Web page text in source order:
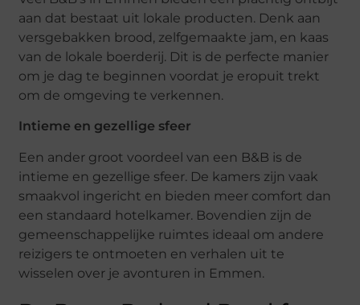
aan dat bestaat uit lokale producten. Denk aan
versgebakken brood, zelfgemaakte jam, en kaas
van de lokale boerderij. Dit is de perfecte manier
om je dag te beginnen voordat je eropuit trekt
om de omgeving te verkennen.
Intieme en gezellige sfeer
Een ander groot voordeel van een B&B is de
intieme en gezellige sfeer. De kamers zijn vaak
smaakvol ingericht en bieden meer comfort dan
een standaard hotelkamer. Bovendien zijn de
gemeenschappelijke ruimtes ideaal om andere
reizigers te ontmoeten en verhalen uit te
wisselen over je avonturen in Emmen.